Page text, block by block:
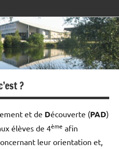
?
et de Découverte (PAD)
élèves de 4ème afin
leur orientation et,